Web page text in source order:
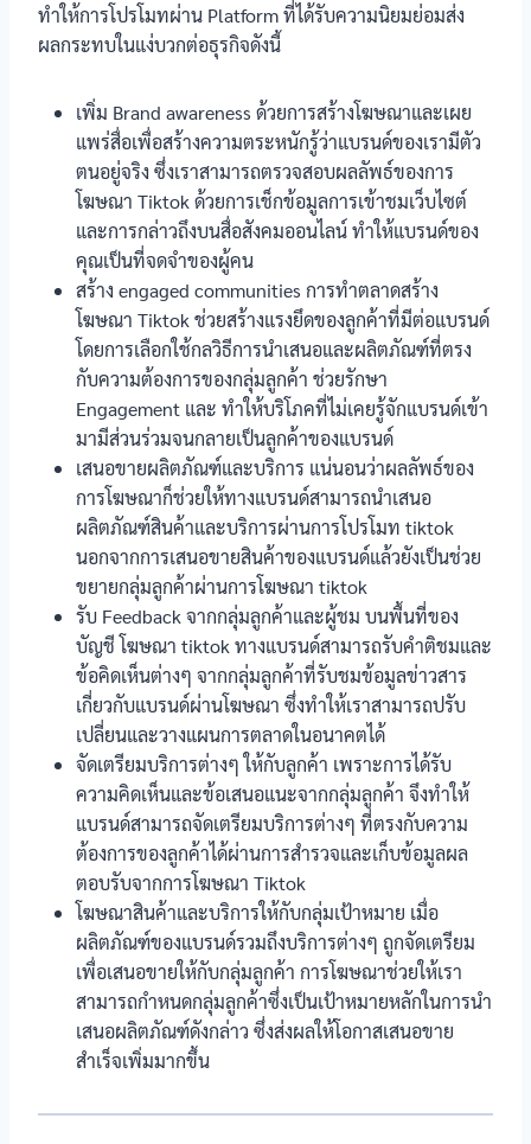
ทำให้การโปรโมทผ่าน Platform ที่ได้รับความนิยมย่อมส่ง
ผลกระทบในแง่บวกต่อธุรกิจดังนี้
เพิ่ม Brand awareness ด้วยการสร้างโฆษณาและเผย
แพร่สื่อเพื่อสร้างความตระหนักรู้ว่าแบรนด์ของเรามีตัว
ตนอยู่จริง ซึ่งเราสามารถตรวจสอบผลลัพธ์ของการ
โฆษณา Tiktok ด้วยการเช็กข้อมูลการเข้าชมเว็บไซต์
และการกล่าวถึงบนสื่อสังคมออนไลน์ ทำให้แบรนด์ของ
คุณเป็นที่จดจำของผู้คน
สร้าง engaged communities การทำตลาดสร้าง
โฆษณา Tiktok ช่วยสร้างแรงยึดของลูกค้าที่มีต่อแบรนด์
โดยการเลือกใช้กลวิธีการนำเสนอและผลิตภัณฑ์ที่ตรง
กับความต้องการของกลุ่มลูกค้า ช่วยรักษา
Engagement และ ทำให้บริโภคที่ไม่เคยรู้จักแบรนด์เข้า
มามีส่วนร่วมจนกลายเป็นลูกค้าของแบรนด์
เสนอขายผลิตภัณฑ์และบริการ แน่นอนว่าผลลัพธ์ของ
การโฆษณาก็ช่วยให้ทางแบรนด์สามารถนำเสนอ
ผลิตภัณฑ์สินค้าและบริการผ่านการโปรโมท tiktok
นอกจากการเสนอขายสินค้าของแบรนด์แล้วยังเป็นช่วย
ขยายกลุ่มลูกค้าผ่านการโฆษณา tiktok
รับ Feedback จากกลุ่มลูกค้าและผู้ชม บนพื้นที่ของ
บัญชี โฆษณา tiktok ทางแบรนด์สามารถรับคำติชมและ
ข้อคิดเห็นต่างๆ จากกลุ่มลูกค้าที่รับชมข้อมูลข่าวสาร
เกี่ยวกับแบรนด์ผ่านโฆษณา ซึ่งทำให้เราสามารถปรับ
เปลี่ยนและวางแผนการตลาดในอนาคตได้
จัดเตรียมบริการต่างๆ ให้กับลูกค้า เพราะการได้รับ
ความคิดเห็นและข้อเสนอแนะจากกลุ่มลูกค้า จึงทำให้
แบรนด์สามารถจัดเตรียมบริการต่างๆ ที่ตรงกับความ
ต้องการของลูกค้าได้ผ่านการสำรวจและเก็บข้อมูลผล
ตอบรับจากการโฆษณา Tiktok
โฆษณาสินค้าและบริการให้กับกลุ่มเป้าหมาย เมื่อ
ผลิตภัณฑ์ของแบรนด์รวมถึงบริการต่างๆ ถูกจัดเตรียม
เพื่อเสนอขายให้กับกลุ่มลูกค้า การโฆษณาช่วยให้เรา
สามารถกำหนดกลุ่มลูกค้าซึ่งเป็นเป้าหมายหลักในการนำ
เสนอผลิตภัณฑ์ดังกล่าว ซึ่งส่งผลให้โอกาสเสนอขาย
สำเร็จเพิ่มมากขึ้น